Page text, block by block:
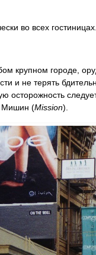
во всех
крупном городе,
и не терять
осторожность
Мишин (Mission).